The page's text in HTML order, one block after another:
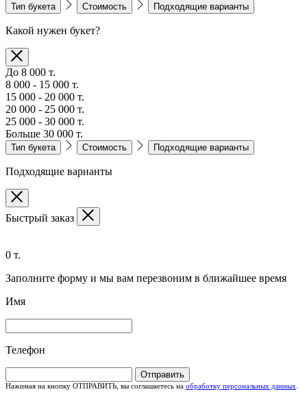
Тип букета Стоимость Подходящие варианты
Какой нужен букет?
До 8 000 т.
8 000 - 15 000 т.
15 000 - 20 000 т.
20 000 - 25 000 т.
25 000 - 30 000 т.
Больше 30 000 т.
Тип букета Стоимость Подходящие варианты
Подходящие варианты
Быстрый заказ
0 т.
Заполните форму и мы вам перезвоним в ближайшее время
Имя
Телефон
Отправить
Нажимая на кнопку ОТПРАВИТЬ, вы соглашаетесь на обработку персональных данных